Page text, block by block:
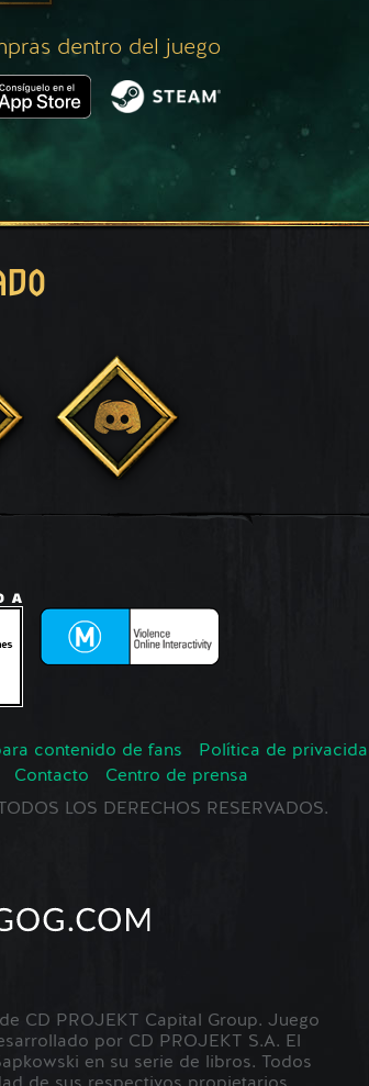
dentro del juego
contenido de fans
Política de
Contacto
Centro de prensa
LOS DERECHOS RESERVADOS.
CD PROJEKT Capital Group. Juego
por CD PROJEKT S.A. El
en su serie de libros. Todos